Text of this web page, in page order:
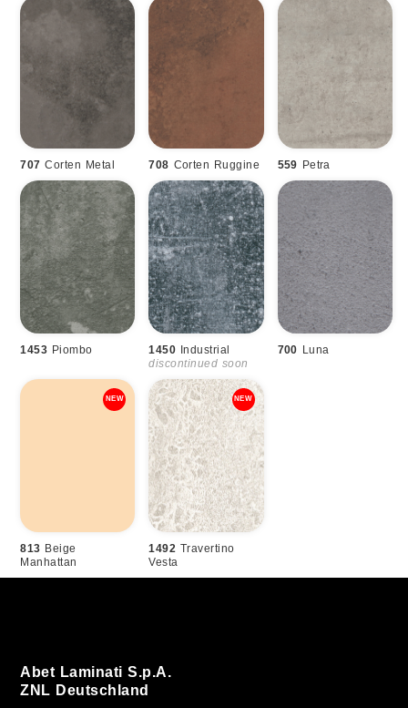
813 Beige
Manhattan
559 Petra
1453 Piombo 1450 Industrial
discontinued soon
700 Luna
707 Corten Metal 708 Corten Ruggine
1492 Travertino
Vesta
Abet Laminati S.p.A.
ZNL Deutschland